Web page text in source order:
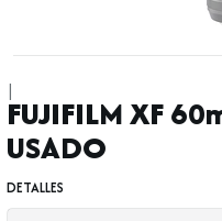
|
FUJIFILM XF
USADO
DETALLES